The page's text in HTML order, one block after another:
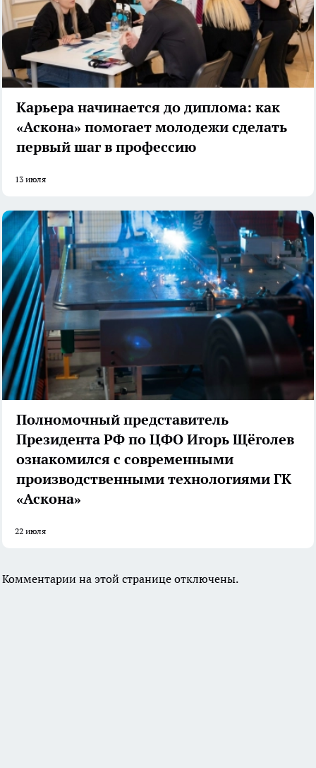
Карьера начинается до диплома: как
«Аскона» помогает молодежи сделать
первый шаг в профессию
13 июля
Полномочный представитель
Президента РФ по ЦФО Игорь Щёголев
ознакомился с современными
производственными технологиями ГК
«Аскона»
22 июля
Комментарии на этой странице отключены.